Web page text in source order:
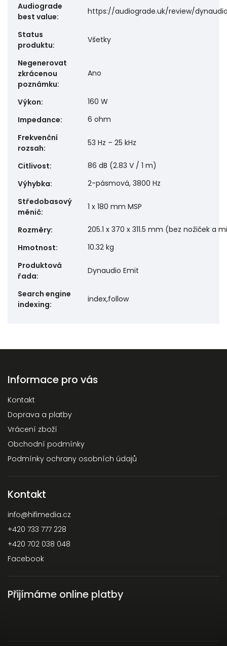
Audiograde
best value:
https://audiograde.uk/review/
Status
produktu:
Všetky
Negenerovat
zkrácenou
poznámku:
Ano
Výkon:
160 W
Impedance:
6 ohm
Frekvenční
rozsah:
53 Hz – 25 kHz
Citlivost:
86 dB (2.83 V / 1 m)
Výhybka:
2-pásmová, 3800 Hz
Středobasový
měnič:
1 x 180 mm MSP
Rozměry:
205.1 x 370 x 311.5 mm (bez nožiček a
Hmotnost:
10.32 kg
Produktová
řada:
Dynaudio Emit
Search engine
indexing:
index,follow
Informace pro vás
Kontakt
Doprava a platby
Vrácení zboží
Obchodní podmínky
Podmínky ochrany osobních údajů
Kontakt
info@hifimedia.cz
+420 733 777 228
+420 702 038 048
Facebook
Přijímáme online platby